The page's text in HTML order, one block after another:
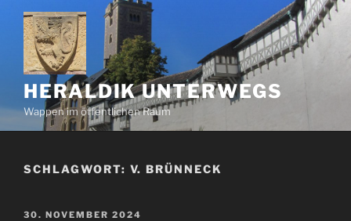
Zum
Inhalt
springen
HERALDIK UNTERWEGS
Wappen im öffentlichen Raum
SCHLAGWORT: V. BRÜNNECK
VERÖFFENTLICHT
30. NOVEMBER 2024